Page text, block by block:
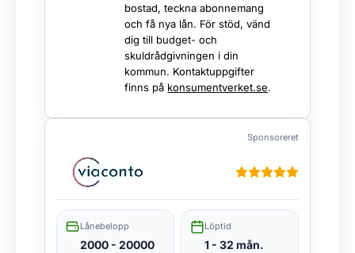
bostad, teckna abonnemang
och få nya lån. För stöd, vänd
dig till budget- och
skuldrådgivningen i din
kommun. Kontaktuppgifter
finns på konsumentverket.se.
Sponsoreret
Lånebelopp
2000 - 20000
Löptid
1 - 32 mån.